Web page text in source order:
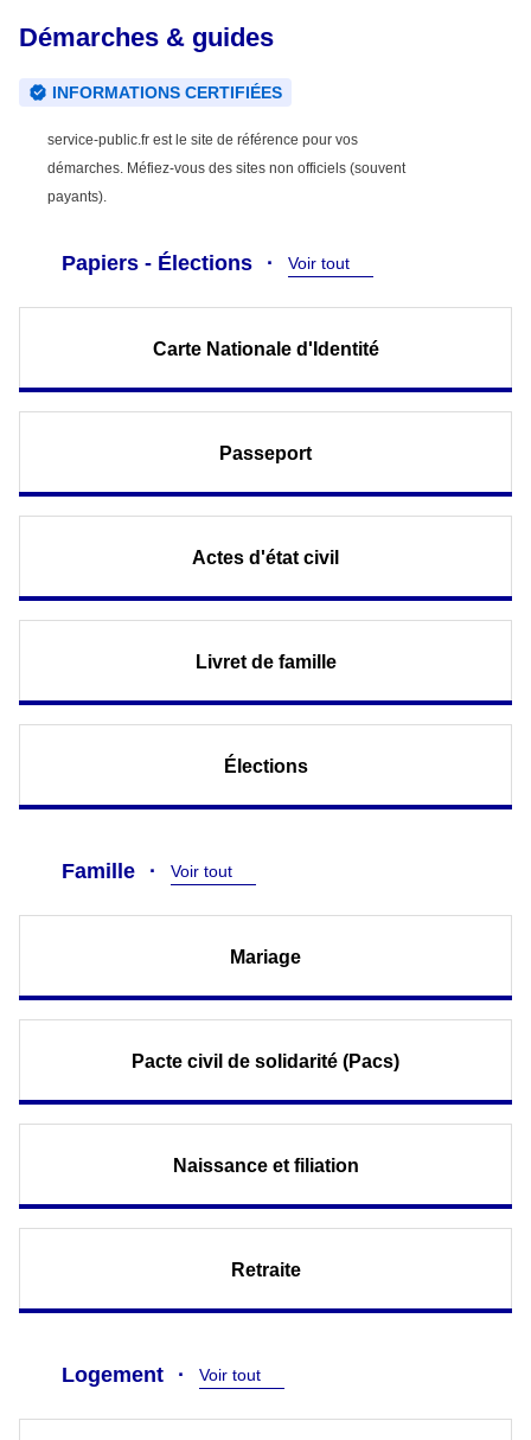
Démarches & guides
INFORMATIONS CERTIFIÉES
service-public.fr est le site de référence pour vos
démarches. Méfiez-vous des sites non officiels (souvent
payants).
Papiers - Élections Voir tout
Carte Nationale d'Identité
Passeport
Actes d'état civil
Livret de famille
Élections
Famille Voir tout
Mariage
Pacte civil de solidarité (Pacs)
Naissance et filiation
Retraite
Logement Voir tout